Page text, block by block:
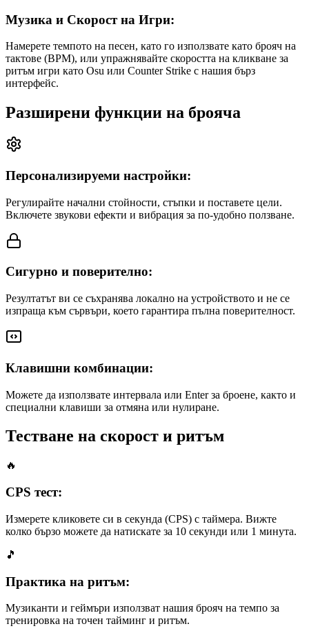
Музика и Скорост на Игри:
Намерете темпото на песен, като го използвате като брояч на
тактове (BPM), или упражнявайте скоростта на кликване за
ритъм игри като Osu или Counter Strike с нашия бърз
интерфейс.
Разширени функции на брояча
Персонализируеми настройки:
Регулирайте начални стойности, стъпки и поставете цели.
Включете звукови ефекти и вибрация за по-удобно ползване.
Сигурно и поверително:
Резултатът ви се съхранява локално на устройството и не се
изпраща към сървъри, което гарантира пълна поверителност.
Клавишни комбинации:
Можете да използвате интервала или Enter за броене, както и
специални клавиши за отмяна или нулиране.
Тестване на скорост и ритъм
🔥
CPS тест:
Измерете кликовете си в секунда (CPS) с таймера. Вижте
колко бързо можете да натискате за 10 секунди или 1 минута.
🎵
Практика на ритъм:
Музиканти и геймъри използват нашия брояч на темпо за
тренировка на точен тайминг и ритъм.